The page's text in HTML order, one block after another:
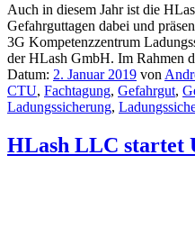
Auch in diesem Jahr ist die
Gefahrguttagen dabei und
3G Kompetenzzentrum
der HLash GmbH. Im Rahmen
Datum: 2. Januar 2019 von
CTU, Fachtagung, Gefahrgut,
Ladungssicherung,
HLash LLC startet